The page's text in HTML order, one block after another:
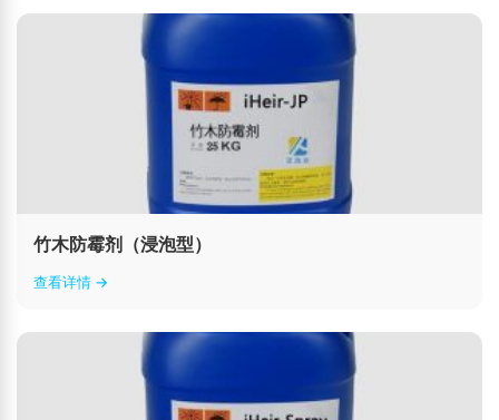
竹木防霉剂（浸泡型）
查看详情 →